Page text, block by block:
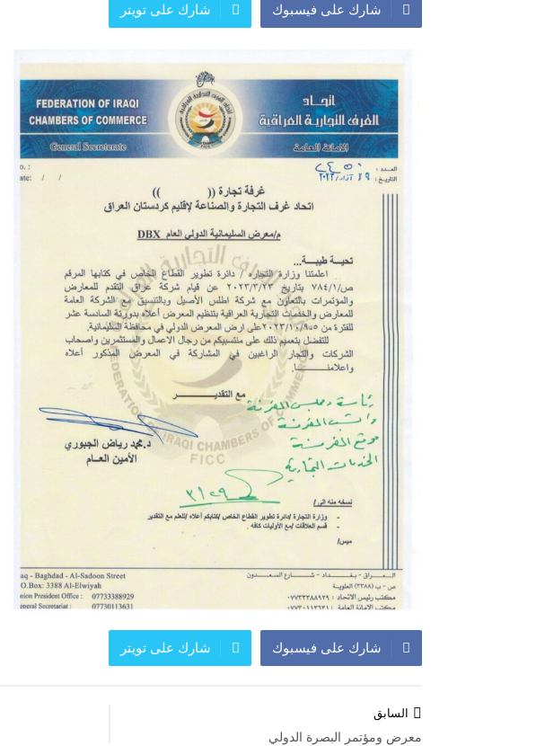
المعرض الدولي للاحذية
النشرة الاسبوعية
النشرة الشهرية لاسعار المواد الرئيسية
شارك على فيسبوك شارك على تويتر
شارك على فيسبوك شارك على تويتر
المقالات
السابق
معرض ومؤتمر البصرة الدولي